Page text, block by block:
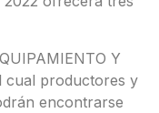
Y
cual productores y
encontrarse